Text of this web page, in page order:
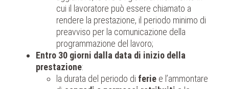
cui il lavoratore può essere chiamato a
rendere la prestazione, il periodo minimo di
preavviso per la comunicazione della
programmazione del lavoro;
Entro 30 giorni dalla data di inizio della
prestazione:
la durata del periodo di ferie e l’ammontare